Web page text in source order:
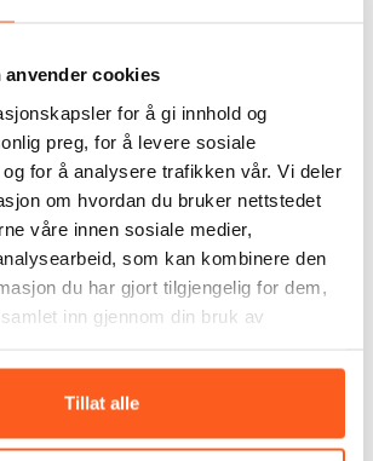
anvender cookies
for å gi innhold og
preg, for å levere sosiale
for å analysere trafikken vår. Vi deler
om hvordan du bruker nettstedet
våre innen sosiale medier,
som kan kombinere den
du har gjort tilgjengelig for dem,
inn gjennom din bruk av
Tillat alle
og inkludering
aktiviteter spilt en stor
utenforskap. Tilgjengelige,
er avgjørende for inkludering.
muslimske kvinner kan idrett
være en stor utfordring. Det er
og lite forståelse for hvilke
tror at den eneste måten jeg
eller bli integrert på er ved at jeg
egne grenser og mister en del av
meg høres dette mer ut som